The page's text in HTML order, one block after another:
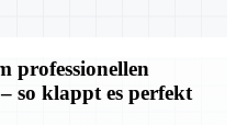
professionellen
so klappt es perfekt